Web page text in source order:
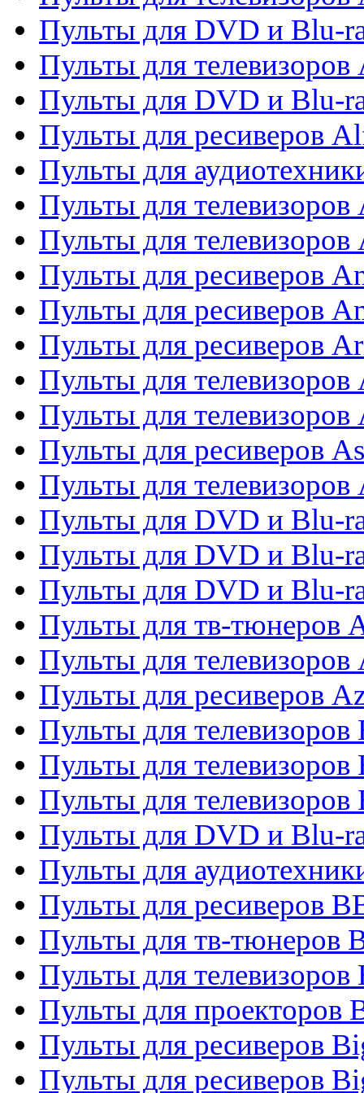
Пульты для DVD и Blu-
Пульты для
Пульты для DVD и Blu-
Пульты для ресиверов
Пульты для
Пульты для
Пульты для
Пульты для ресиверов
Пульты для ресиверов
Пульты для ресиверов
Пульты для
Пульты для телевизоров
Пульты для ресиверов
Пульты для телевизоров
Пульты для DVD и Blu-
Пульты для DVD и Blu-
Пульты для DVD и Blu-
Пульты для тв-тюнеров
Пульты для телевизоров
Пульты для ресиверов
Пульты для
Пульты для
Пульты для
Пульты для DVD и Blu-
Пульты для
Пульты для ресиверов
Пульты для тв-тюнеров
Пульты для телевизоров
Пульты для проекторов
Пульты для ресиверов
Пульты для ресиверов